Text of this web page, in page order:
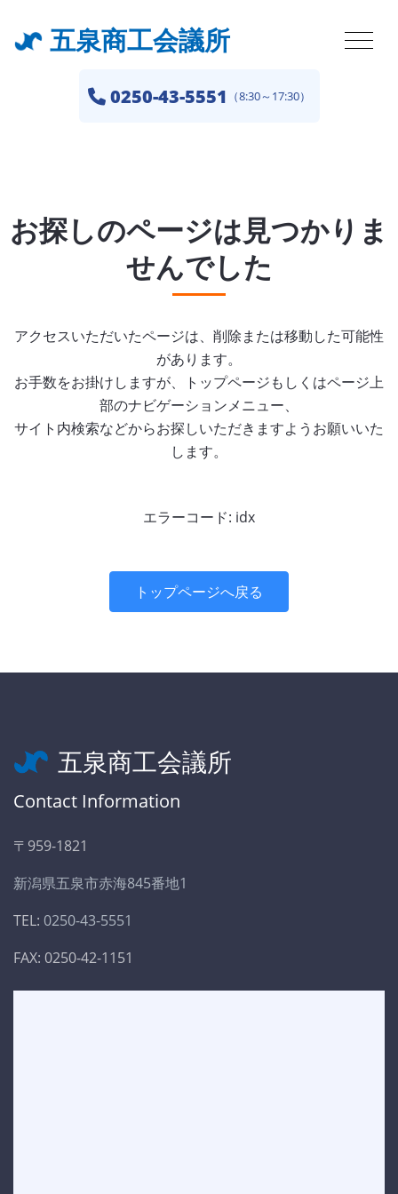
五泉商工会議所
0250-43-5551 （8:30～17:30）
お探しのページは見つかりま
せんでした
アクセスいただいたページは、削除または移動した可能性
があります。
お手数をお掛けしますが、トップページもしくはページ上
部のナビゲーションメニュー、
サイト内検索などからお探しいただきますようお願いいた
します。
エラーコード: idx
トップページへ戻る
五泉商工会議所
Contact Information
〒959-1821
新潟県五泉市赤海845番地1
TEL: 0250-43-5551
FAX: 0250-42-1151